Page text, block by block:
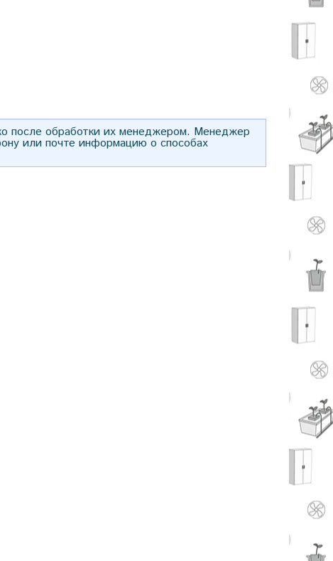
после обработки их менеджером. Менеджер
или почте информацию о способах